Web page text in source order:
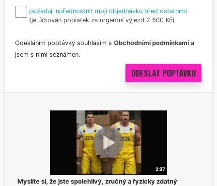
požaduji upřednostnit moji objednávku před ostatními
(je účtován poplatek za urgentní výjezd 2 500 Kč)
Odesláním poptávky souhlasím s Obchodními podmínkami a
jsem s nimi seznámen.
Myslíte si, že jste spolehlivý, zručný a fyzicky zdatný